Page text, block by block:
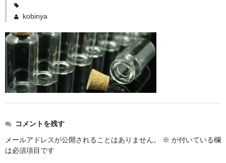
セット
ストレート
コルク栓
単品
kobinya
コメントを残す
メールアドレスが公開されることはありません。
※ が付いている欄
は必須項目です